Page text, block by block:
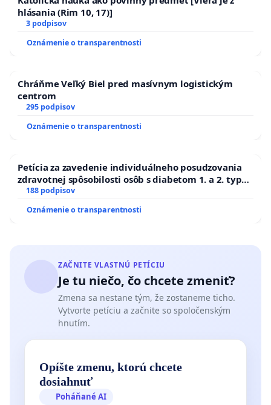
hlásania (Rim 10, 17)]
3 podpisov
Oznámenie o transparentnosti
Chráňme Veľký Biel pred masívnym logistickým
centrom
295 podpisov
Oznámenie o transparentnosti
Petícia za zavedenie individuálneho posudzovania
zdravotnej spôsobilosti osôb s diabetom 1. a 2. typu
pri prijímaní do Policajného zboru SR
188 podpisov
Oznámenie o transparentnosti
ZAČNITE VLASTNÚ PETÍCIU
Je tu niečo, čo chcete zmeniť?
Zmena sa nestane tým, že zostaneme ticho.
Vytvorte petíciu a začnite so spoločenským
hnutím.
Opíšte zmenu, ktorú chcete
dosiahnuť
Poháňané AI